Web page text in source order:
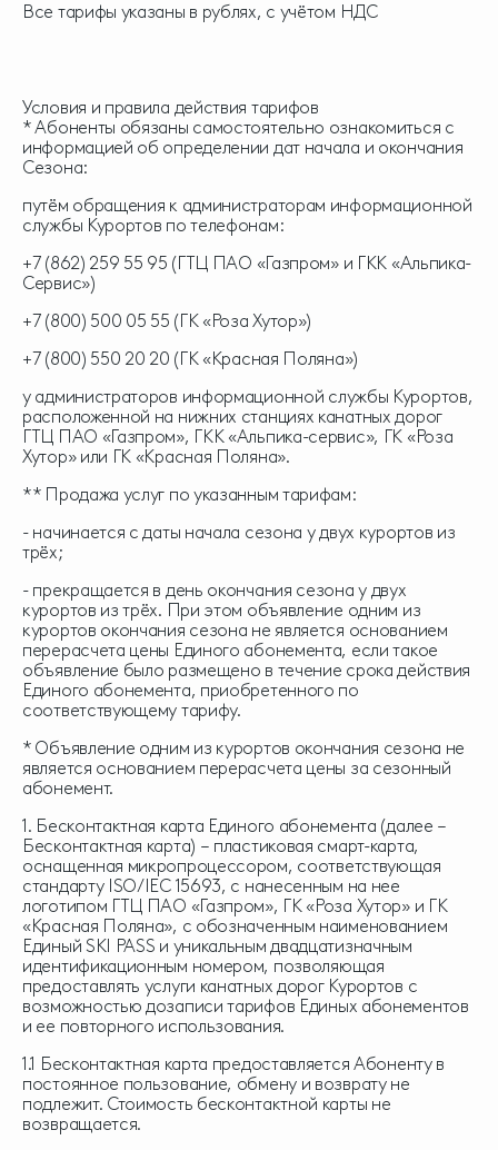
Все тарифы указаны в рублях, с учётом НДС
Условия и правила действия тарифов
* Абоненты обязаны самостоятельно ознакомиться с
информацией об определении дат начала и окончания
Сезона:
путём обращения к администраторам информационной
службы Курортов по телефонам:
+7 (862) 259 55 95 (ГТЦ ПАО «Газпром» и ГКК «Альпика-
Сервис»)
+7 (800) 500 05 55 (ГК «Роза Хутор»)
+7 (800) 550 20 20 (ГК «Красная Поляна»)
у администраторов информационной службы Курортов,
расположенной на нижних станциях канатных дорог
ГТЦ ПАО «Газпром», ГКК «Альпика-сервис», ГК «Роза
Хутор» или ГК «Красная Поляна».
** Продажа услуг по указанным тарифам:
- начинается с даты начала сезона у двух курортов из
трёх;
- прекращается в день окончания сезона у двух
курортов из трёх. При этом объявление одним из
курортов окончания сезона не является основанием
перерасчета цены Единого абонемента, если такое
объявление было размещено в течение срока действия
Единого абонемента, приобретенного по
соответствующему тарифу.
* Объявление одним из курортов окончания сезона не
является основанием перерасчета цены за сезонный
абонемент.
1. Бесконтактная карта Единого абонемента (далее –
Бесконтактная карта) – пластиковая смарт-карта,
оснащенная микропроцессором, соответствующая
стандарту ISO/IEC 15693, с нанесенным на нее
логотипом ГТЦ ПАО «Газпром», ГК «Роза Хутор» и ГК
«Красная Поляна», с обозначенным наименованием
Единый SKI PASS и уникальным двадцатизначным
идентификационным номером, позволяющая
предоставлять услуги канатных дорог Курортов с
возможностью дозаписи тарифов Единых абонементов
и ее повторного использования.
1.1 Бесконтактная карта предоставляется Абоненту в
постоянное пользование, обмену и возврату не
подлежит. Стоимость бесконтактной карты не
возвращается.